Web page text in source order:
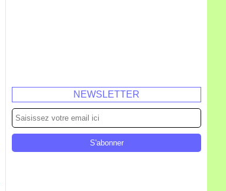
NEWSLETTER